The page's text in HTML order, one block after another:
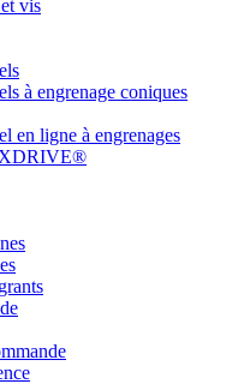
vis
à engrenage coniques
en ligne à engrenages